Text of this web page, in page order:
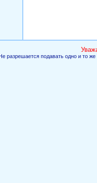
разрешается подавать одно и то